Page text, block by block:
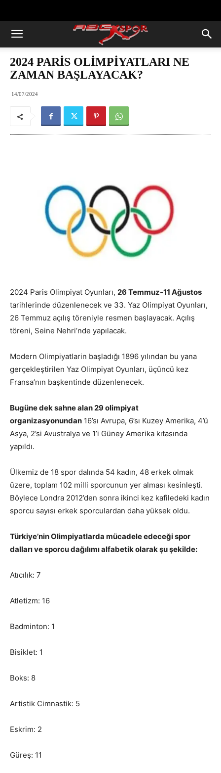
2024 PARİS OLİMPİYATLARI NE
ZAMAN BAŞLAYACAK?
14/07/2024
2024 Paris Olimpiyat Oyunları, 26 Temmuz-11 Ağustos
tarihlerinde düzenlenecek ve 33. Yaz Olimpiyat Oyunları,
26 Temmuz açılış töreniyle resmen başlayacak. Açılış
töreni, Seine Nehri’nde yapılacak.
Modern Olimpiyatlarin başladığı 1896 yılından bu yana
gerçekleştirilen Yaz Olimpiyat Oyunları, üçüncü kez
Fransa’nın başkentinde düzenlenecek.
Bugüne dek sahne alan 29 olimpiyat
organizasyonundan 16’sı Avrupa, 6’sı Kuzey Amerika, 4’ü
Asya, 2’si Avustralya ve 1’i Güney Amerika kıtasında
yapıldı.
Ülkemiz de 18 spor dalında 54 kadın, 48 erkek olmak
üzere, toplam 102 milli sporcunun yer alması kesinleşti.
Böylece Londra 2012’den sonra ikinci kez kafiledeki kadın
sporcu sayısı erkek sporculardan daha yüksek oldu.
Türkiye’nin Olimpiyatlarda mücadele edeceği spor
dalları ve sporcu dağılımı alfabetik olarak şu şekilde:
Atıcılık: 7
Atletizm: 16
Badminton: 1
Bisiklet: 1
Boks: 8
Artistik Cimnastik: 5
Eskrim: 2
Güreş: 11